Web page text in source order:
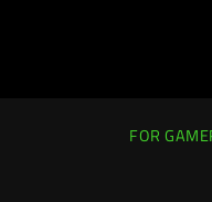
FOR